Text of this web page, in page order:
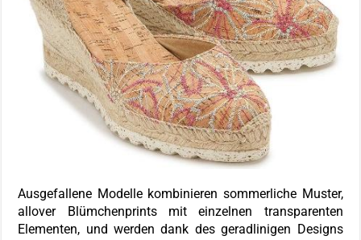
Ausgefallene Modelle kombinieren sommerliche Muster,
allover Blümchenprints mit einzelnen transparenten
Elementen, und werden dank des geradlinigen Designs